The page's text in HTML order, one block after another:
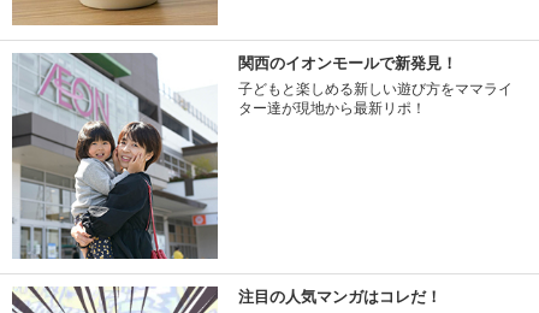
関西のイオンモールで新発見！
子どもと楽しめる新しい遊び方をママライ
ター達が現地から最新リポ！
注目の人気マンガはコレだ！